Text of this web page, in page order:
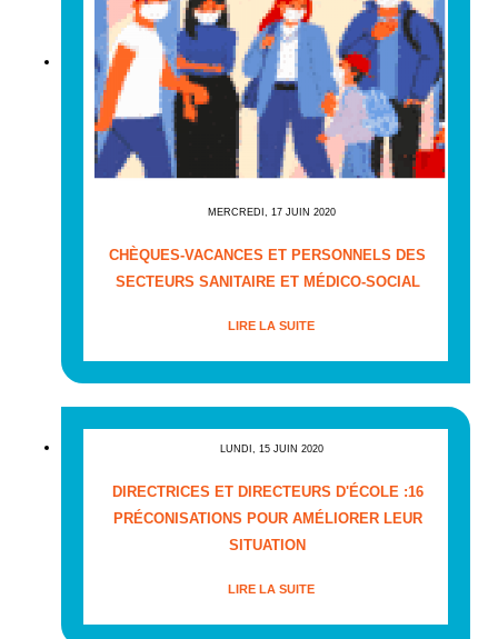
MERCREDI, 17 JUIN 2020
CHÈQUES-VACANCES ET PERSONNELS DES
SECTEURS SANITAIRE ET MÉDICO-SOCIAL
LIRE LA SUITE
LUNDI, 15 JUIN 2020
DIRECTRICES ET DIRECTEURS D'ÉCOLE :16
PRÉCONISATIONS POUR AMÉLIORER LEUR
SITUATION
LIRE LA SUITE